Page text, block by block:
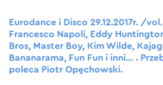
Eurodance i Disco 29.12.2017r. /
Francesco Napoli, Eddy
Bros, Master Boy, Kim Wilde,
Bananarama, Fun Fun i inni… .
poleca Piotr Opęchowski.